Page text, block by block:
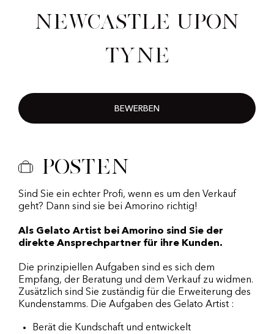
Newcastle upon
Tyne
BEWERBEN
Posten
Sind Sie ein echter Profi, wenn es um den Verkauf
geht? Dann sind sie bei Amorino richtig!
Als Gelato Artist bei Amorino sind Sie der
direkte Ansprechpartner für ihre Kunden.
Die prinzipiellen Aufgaben sind es sich dem
Empfang, der Beratung und dem Verkauf zu widmen.
Zusätzlich sind Sie zuständig für die Erweiterung des
Kundenstamms. Die Aufgaben des Gelato Artist :
Berät die Kundschaft und entwickelt